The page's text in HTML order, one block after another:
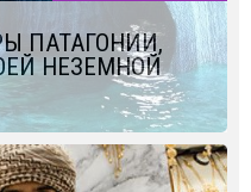
ПАТАГОНИИ,
НЕЗЕМНОЙ